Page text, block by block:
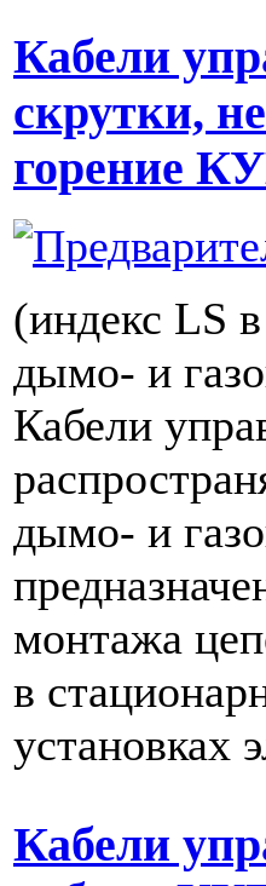
Кабели
скрутки,
горение
(индекс LS
дымо- и
Кабели
дымо- и
монтажа
в
установках
Кабели